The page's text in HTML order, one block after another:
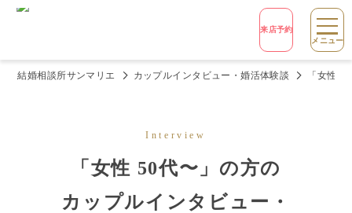
来店予約
メニュー
結婚相談所サンマリエ カップルインタビュー・婚活体験談 「女性
Interview
「 女性 50代〜 」の方の
カップルインタビュー・